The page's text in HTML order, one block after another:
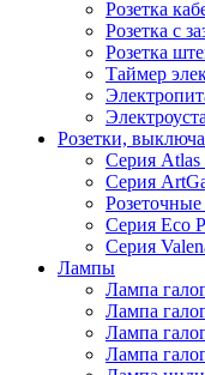
Розетка
Розетка с
Розетка
Таймер
Розетки,
Серия Atlas
Серия
Серия Eco
Серия
Лампы
Лампа
Лампа
Лампа
Лампа